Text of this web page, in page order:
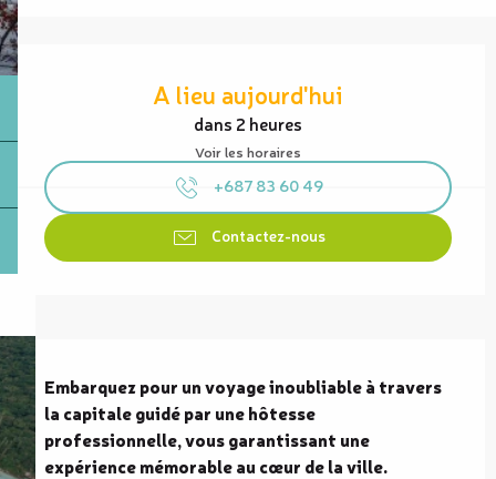
Ouverture et coordonnées
A lieu aujourd'hui
dans 2 heures
Voir les horaires
+687 83 60 49
Contactez-nous
Description
Embarquez pour un voyage inoubliable à travers
la capitale guidé par une hôtesse
professionnelle, vous garantissant une
expérience mémorable au cœur de la ville.